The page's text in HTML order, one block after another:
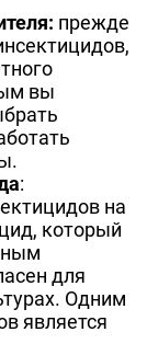
прежде
вы
:
на
который
для
Одним
является